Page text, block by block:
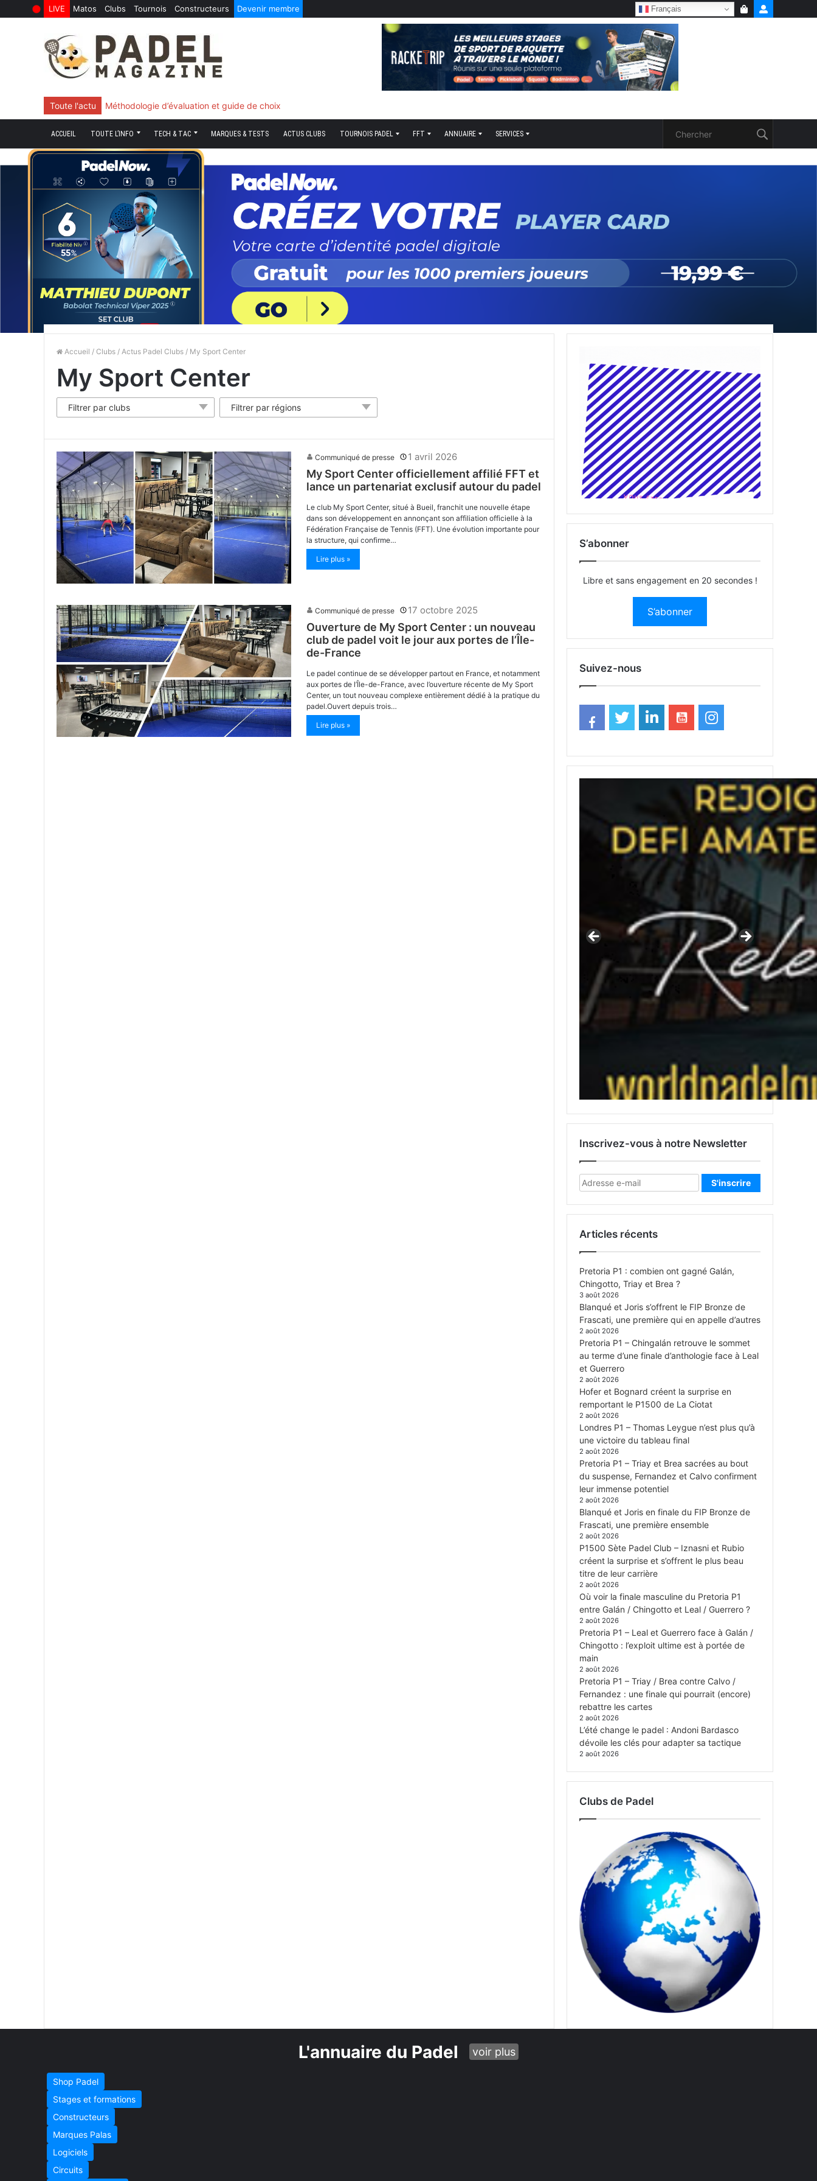
LIVE Matos Clubs Tournois Constructeurs Devenir membre Français
Toute l'actu Méthodologie d’évaluation et guide de choix
ACCUEIL TOUTE L’INFO TECH & TAC
10 Juin 2026
MARQUES & TESTS ACTUS CLUBS TOURNOIS PADEL FFT ANNUAIRE SERVICES
Accueil / Clubs / Actus Padel Clubs / My Sport Center
My Sport Center
Filtrer par clubs Filtrer par régions
Communiqué de presse 1 avril 2026
My Sport Center officiellement affilié FFT et
lance un partenariat exclusif autour du padel
Le club My Sport Center, situé à Bueil, franchit une nouvelle étape
dans son développement en annonçant son affiliation officielle à la
Fédération Française de Tennis (FFT). Une évolution importante pour
la structure, qui confirme…
Lire plus »
Communiqué de presse 17 octobre 2025
Ouverture de My Sport Center : un nouveau
club de padel voit le jour aux portes de l’Île-
de-France
Le padel continue de se développer partout en France, et notamment
aux portes de l’Île-de-France, avec l’ouverture récente de My Sport
Center, un tout nouveau complexe entièrement dédié à la pratique du
padel.Ouvert depuis trois…
Lire plus »
S’abonner
Libre et sans engagement en 20 secondes !
S’abonner
Suivez-nous
Inscrivez-vous à notre Newsletter
Articles récents
Pretoria P1 : combien ont gagné Galán,
Chingotto, Triay et Brea ?
3 août 2026
Blanqué et Joris s’offrent le FIP Bronze de
Frascati, une première qui en appelle d’autres
2 août 2026
Pretoria P1 – Chingalán retrouve le sommet
au terme d’une finale d’anthologie face à Leal
et Guerrero
2 août 2026
Hofer et Bognard créent la surprise en
remportant le P1500 de La Ciotat
2 août 2026
Londres P1 – Thomas Leygue n’est plus qu’à
une victoire du tableau final
2 août 2026
Pretoria P1 – Triay et Brea sacrées au bout
du suspense, Fernandez et Calvo confirment
leur immense potentiel
2 août 2026
Blanqué et Joris en finale du FIP Bronze de
Frascati, une première ensemble
2 août 2026
P1500 Sète Padel Club – Iznasni et Rubio
créent la surprise et s’offrent le plus beau
titre de leur carrière
2 août 2026
Où voir la finale masculine du Pretoria P1
entre Galán / Chingotto et Leal / Guerrero ?
2 août 2026
Pretoria P1 – Leal et Guerrero face à Galán /
Chingotto : l’exploit ultime est à portée de
main
2 août 2026
Pretoria P1 – Triay / Brea contre Calvo /
Fernandez : une finale qui pourrait (encore)
rebattre les cartes
2 août 2026
L’été change le padel : Andoni Bardasco
dévoile les clés pour adapter sa tactique
2 août 2026
Clubs de Padel
L'annuaire du Padel voir plus
Shop Padel
Stages et formations
Constructeurs
Marques Palas
Logiciels
Circuits